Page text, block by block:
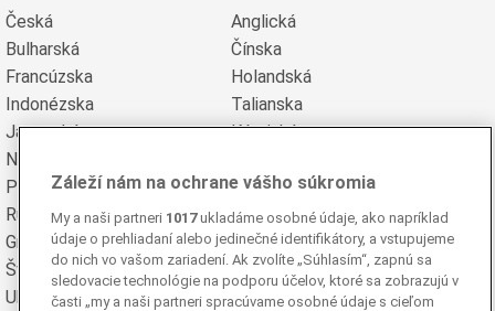
Česká
Anglická
Bulharská
Čínska
Francúzska
Holandská
Indonézska
Talianska
Japonská
Kórejská
Nemecká
Poľská
Portugalská
Rumunská
Ruská
Grécka
Španielska
Švédska
Turecká
Ukrajinská
Vietnamská
Záleží nám na ochrane vášho súkromia
My a naši partneri 1017ukladáme osobné údaje, ako napríklad
údaje o prehliadaní alebo jedinečné identifikátory, a vstupujeme
do nich vo vašom zariadení. Ak zvolíte „Súhlasím“, zapnú sa
sledovacie technológie na podporu účelov, ktoré sa zobrazujú v
časti „my a naši partneri spracúvame osobné údaje s cieľom